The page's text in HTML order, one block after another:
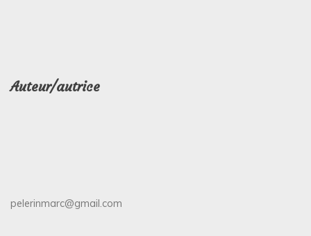
Auteur/autrice
pelerinmarc@gmail.com